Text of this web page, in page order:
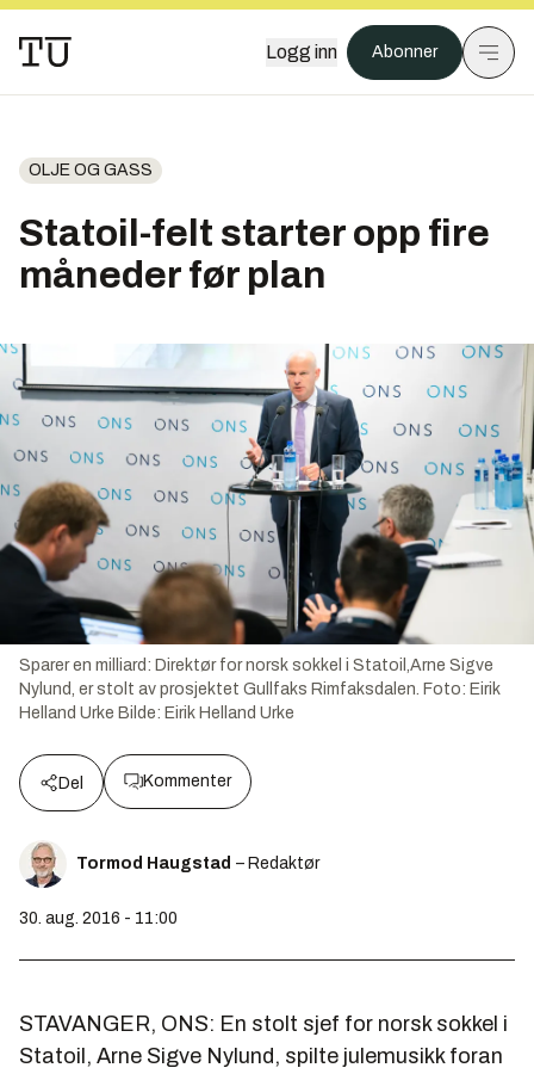
Logg inn Abonner
OLJE OG GASS
Statoil-felt starter opp fire
måneder før plan
Sparer en milliard: Direktør for norsk sokkel i Statoil,Arne Sigve
Nylund, er stolt av prosjektet Gullfaks Rimfaksdalen. Foto: Eirik
Helland Urke Bilde: Eirik Helland Urke
Del Kommenter
Tormod Haugstad – Redaktør
30. aug. 2016 - 11:00
STAVANGER, ONS: En stolt sjef for norsk sokkel i
Statoil, Arne Sigve Nylund, spilte julemusikk foran